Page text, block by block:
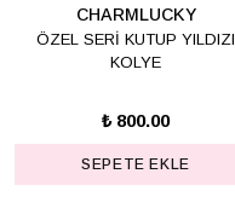
CHARMLUCKY
ÖZEL SERİ KUTUP YILDIZI
KOLYE
₺ 800.00
SEPETE EKLE